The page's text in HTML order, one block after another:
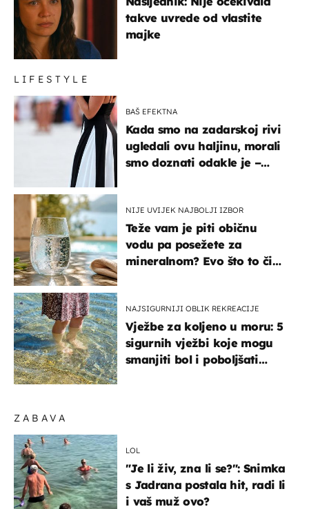
ZABAVA
LOL
"Je li živ, zna li se?": Snimka
s Jadrana postala hit, radi li
i vaš muž ovo?
takve uvrede od vlastite
majke
LIFESTYLE
BAŠ EFEKTNA
Kada smo na zadarskoj rivi
ugledali ovu haljinu, morali
smo doznati odakle je –
NIJE UVIJEK NAJBOLJI IZBOR
Teže vam je piti običnu
vodu pa posežete za
mineralnom? Evo što to čini
NAJSIGURNIJI OBLIK REKREACIJE
Vježbe za koljeno u moru: 5
sigurnih vježbi koje mogu
smanjiti bol i poboljšati